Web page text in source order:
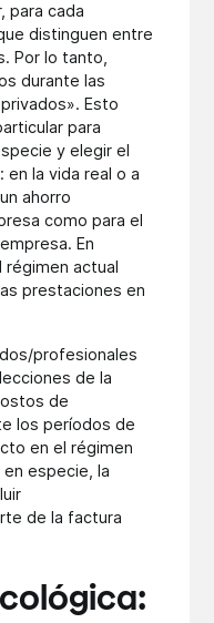
para cada
distinguen entre
Por lo tanto,
durante las
Esto
para
y elegir el
la vida real o a
ahorro
como para el
En
régimen actual
prestaciones en
profesionales
de la
de
los períodos de
en el régimen
especie, la
de la factura